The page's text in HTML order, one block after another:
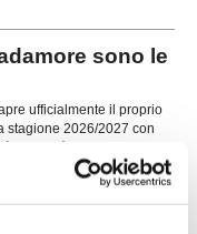
sono le
ufficialmente il proprio
stagione 2026/2027 con
e Lorenzo Cimadamore,